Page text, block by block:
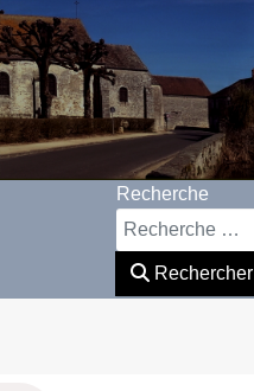
Recherche
Rechercher